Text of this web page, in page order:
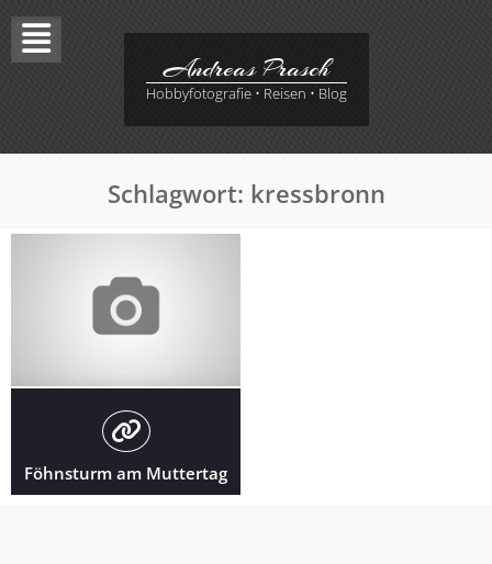
content
Andreas Prasch
Hobbyfotografie • Reisen • Blog
Schlagwort: kressbronn
Föhnsturm am Muttertag